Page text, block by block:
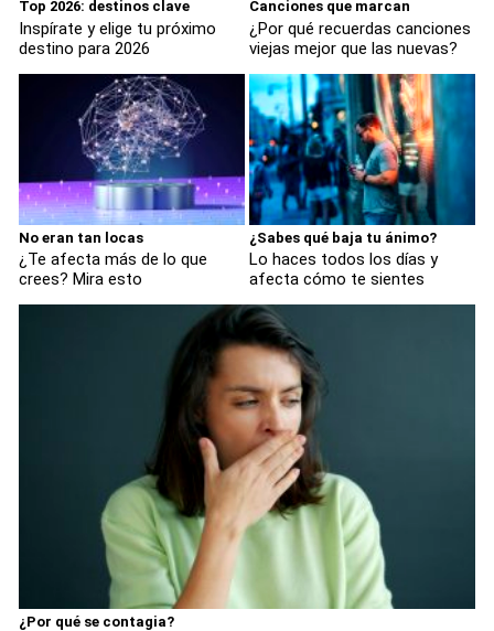
Top 2026: destinos clave
Inspírate y elige tu próximo
destino para 2026
Canciones que marcan
¿Por qué recuerdas canciones
viejas mejor que las nuevas?
No eran tan locas
¿Te afecta más de lo que
crees? Mira esto
¿Sabes qué baja tu ánimo?
Lo haces todos los días y
afecta cómo te sientes
¿Por qué se contagia?